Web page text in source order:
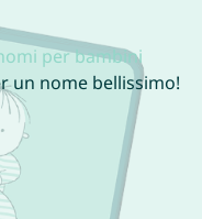
per bambini
un nome bellissimo!